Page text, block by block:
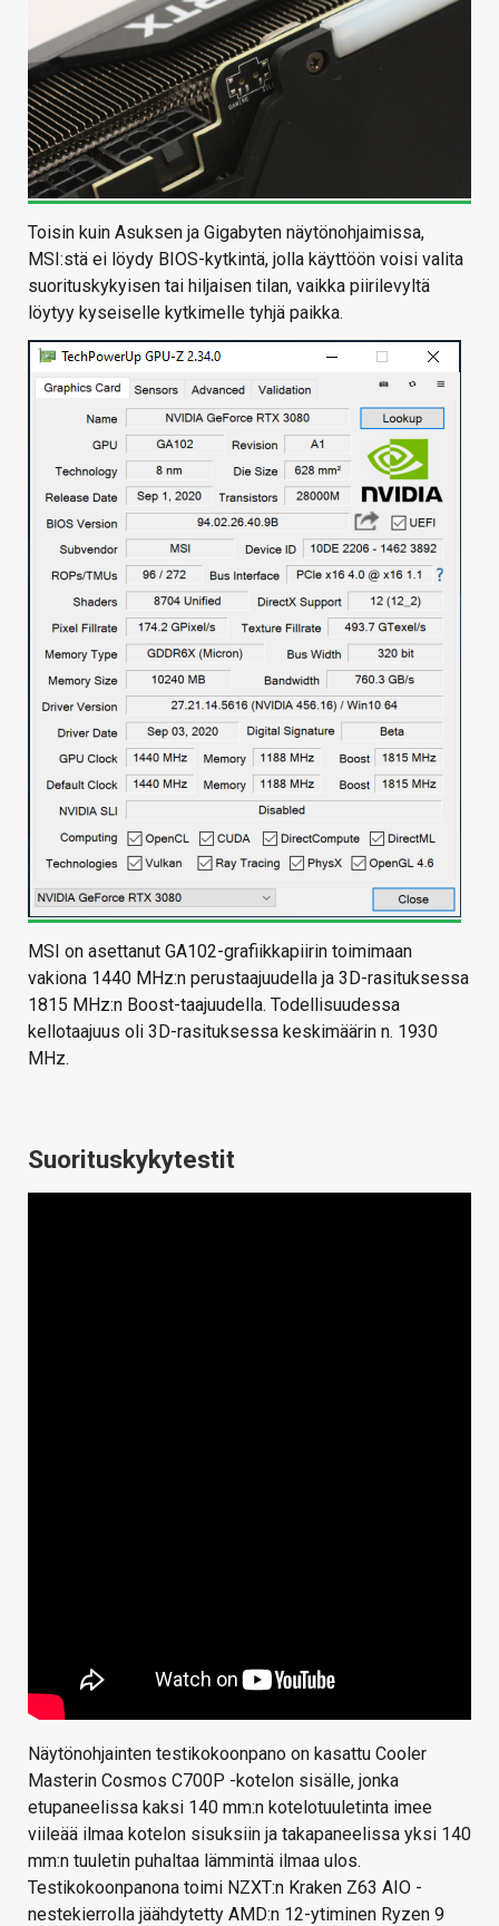
Toisin kuin Asuksen ja Gigabyten näytönohjaimissa,
MSI:stä ei löydy BIOS-kytkintä, jolla käyttöön voisi valita
suorituskykyisen tai hiljaisen tilan, vaikka piirilevyltä
löytyy kyseiselle kytkimelle tyhjä paikka.
MSI on asettanut GA102-grafiikkapiirin toimimaan
vakiona 1440 MHz:n perustaajuudella ja 3D-rasituksessa
1815 MHz:n Boost-taajuudella. Todellisuudessa
kellotaajuus oli 3D-rasituksessa keskimäärin n. 1930
MHz.
Suorituskykytestit
Näytönohjainten testikokoonpano on kasattu Cooler
Masterin Cosmos C700P -kotelon sisälle, jonka
etupaneelissa kaksi 140 mm:n kotelotuuletinta imee
viileää ilmaa kotelon sisuksiin ja takapaneelissa yksi 140
mm:n tuuletin puhaltaa lämmintä ilmaa ulos.
Testikokoonpanona toimi NZXT:n Kraken Z63 AIO -
nestekierrolla jäähdytetty AMD:n 12-ytiminen Ryzen 9